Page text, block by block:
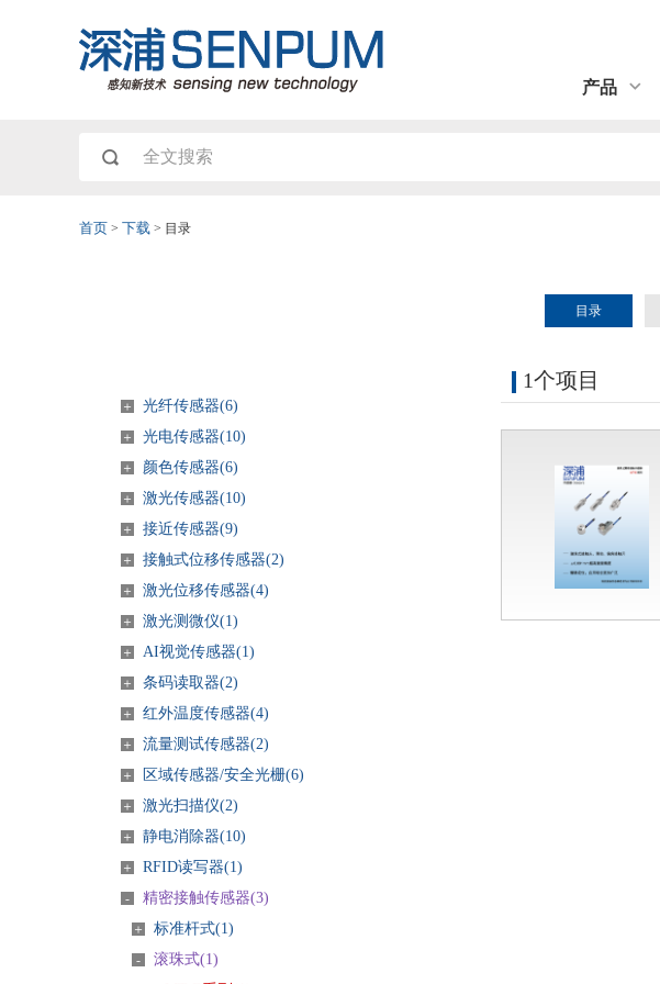
产品
首页 > 下载 > 目录
目录
＋ 光纤传感器(6)
＋ 光电传感器(10)
＋ 颜色传感器(6)
＋ 激光传感器(10)
＋ 接近传感器(9)
＋ 接触式位移传感器(2)
＋ 激光位移传感器(4)
＋ 激光测微仪(1)
＋ AI视觉传感器(1)
＋ 条码读取器(2)
＋ 红外温度传感器(4)
＋ 流量测试传感器(2)
＋ 区域传感器/安全光栅(6)
＋ 激光扫描仪(2)
＋ 静电消除器(10)
＋ RFID读写器(1)
- 精密接触传感器(3)
＋ 标准杆式(1)
-
滚珠式(1)
1个项目